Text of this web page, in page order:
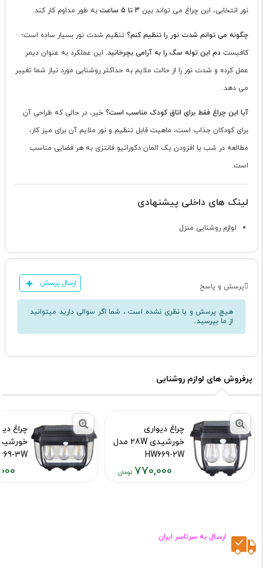
نور انتخابی، این چراغ می تواند بین 3 تا 5 ساعت به طور مداوم کار کند.
چگونه می توانم شدت نور را تنظیم کنم؟ تنظیم شدت نور بسیار ساده است؛
کافیست دم این توله سگ را به آرامی بچرخانید. این عملکرد به عنوان دیمر
عمل کرده و شدت نور را از حالت ملایم به حداکثر روشنایی مورد نیاز شما تغییر
می دهد.
آیا این چراغ فقط برای اتاق کودک مناسب است؟ خیر، در حالی که طراحی آن
برای کودکان جذاب است، ماهیت قابل تنظیم و نور ملایم آن برای میز کار،
مطالعه در شب یا افزودن یک المان دکوراتیو فانتزی به هر فضایی مناسب
است.
لینک های داخلی پیشنهادی
لوازم روشنایی منزل
پرسش و پاسخ ارسال پرسش
هیچ پرسش و یا نظری نشده است ، شما اگر سوالی دارید میتوانید
از ما بپرسید..
پرفروش های لوازم روشنایی
چراغ دیواری
خورشیدی 28W مدل
HW669-2W
کد محصول :10015642
770,000
چراغ
3W
کد محصول
ارسـال به سرتاسر ایران